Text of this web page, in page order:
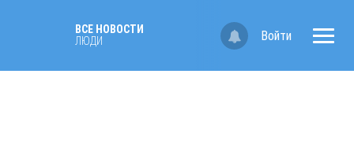
ВСЕ НОВОСТИ
ЛЮДИ
Войти